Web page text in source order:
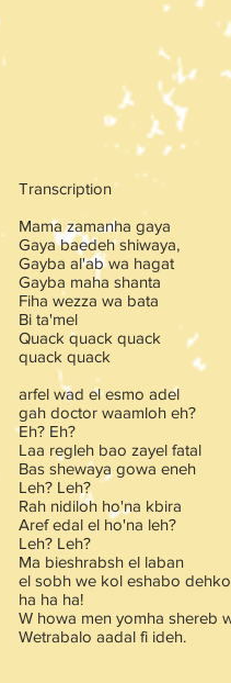
Transcription
Mama zamanha gaya
Gaya baedeh shiwaya,
Gayba al'ab wa hagat
Gayba maha shanta
Fiha wezza wa bata
Bi ta'mel
Quack quack quack
quack quack
arfel wad el esmo adel
gah doctor waamloh eh?
Eh? Eh?
Laa regleh bao zayel fatal
Bas shewaya gowa eneh
Leh? Leh?
Rah nidiloh ho'na kbira
Aref edal el ho'na leh?
Leh? Leh?
Ma bieshrabsh el laban
el sobh we kol eshabo
ha ha ha!
W howa men yomha shereb
Wetrabalo aadal fi ideh.